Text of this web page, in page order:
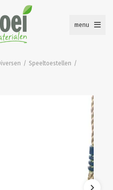
menu
/ Speeltoestellen /